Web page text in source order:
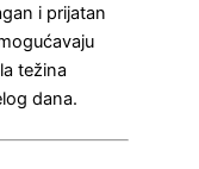
i prijatan
težina
dana.